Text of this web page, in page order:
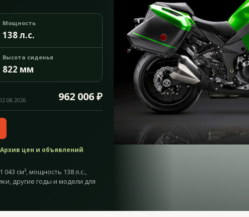
Мощность
138 л.с.
Высота сиденья
822 мм
962 006 ₽
Архив цен и объявлений
см³, мощность 138 л.с.,
другие годы и модели для